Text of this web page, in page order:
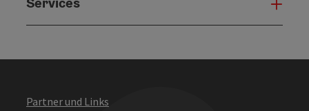
Partner und Links